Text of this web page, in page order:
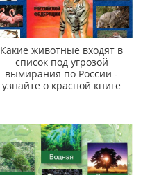
Какие животные входят в
список под угрозой
вымирания по России -
узнайте о красной книге